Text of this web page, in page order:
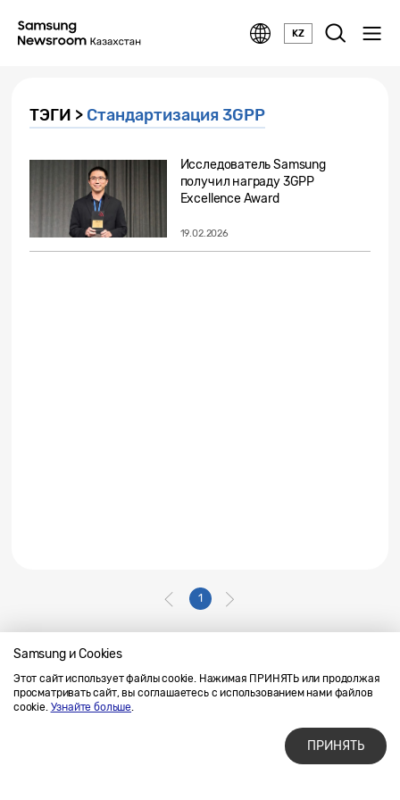
KZ
Samsung и Cookies
Этот сайт использует файлы cookie. Нажимая ПРИНЯТЬ или продолжая
просматривать сайт, вы соглашаетесь с использованием нами файлов
cookie. Узнайте больше.
ПРИНЯТЬ
ТЭГИ > Стандартизация 3GPP
Исследователь Samsung
получил награду 3GPP
Excellence Award
19.02.2026
1
Напишите нам
SAMSUNG.COM
Условия использования материалов